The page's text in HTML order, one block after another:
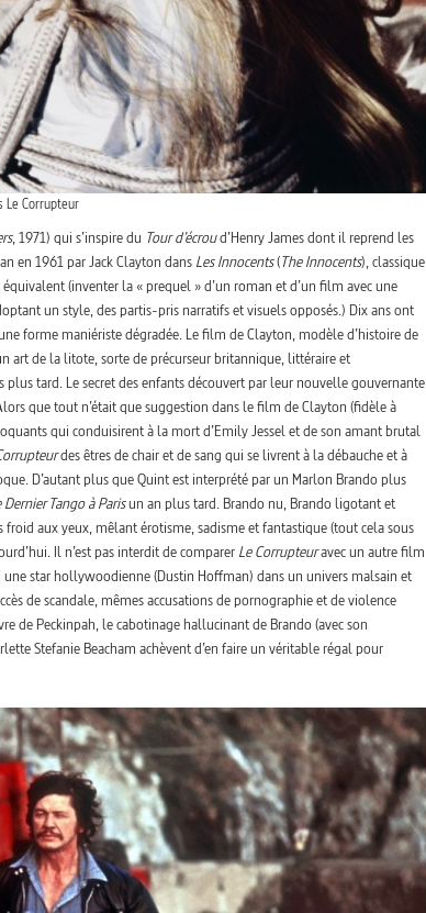
Le Corrupteur
, 1971) qui s’inspire du Tour d’écroud’Henry James dont il reprend les
en 1961 par Jack Clayton dans Les Innocents(The Innocents), classique
(inventer la « prequel » d’un roman et d’un film avec une
un style, des partis-pris narratifs et visuels opposés.) Dix ans ont
forme maniériste dégradée. Le film de Clayton, modèle d’histoire de
art de la litote, sorte de précurseur britannique, littéraire et
plus tard. Le secret des enfants découvert par leur nouvelle gouvernante
que tout n’était que suggestion dans le film de Clayton (fidèle à
qui conduisirent à la mort d’Emily Jessel et de son amant brutal
des êtres de chair et de sang qui se livrent à la débauche et à
D’autant plus que Quint est interprété par un Marlon Brando plus
Dernier Tango à Parisun an plus tard. Brando nu, Brando ligotant et
aux yeux, mêlant érotisme, sadisme et fantastique (tout cela sous
Il n’est pas interdit de comparer Le Corrupteuravec un autre film
star hollywoodienne (Dustin Hoffman) dans un univers malsain et
de scandale, mêmes accusations de pornographie et de violence
de Peckinpah, le cabotinage hallucinant de Brando (avec son
Stefanie Beacham achèvent d’en faire un véritable régal pour